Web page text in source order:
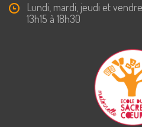
Lundi, mardi, jeudi et
13h15 à 18h30